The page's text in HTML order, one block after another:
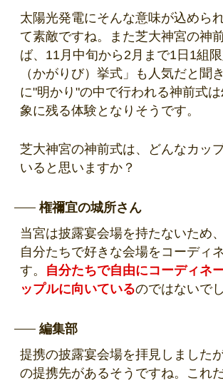
太陽光発電にそんな意味が込めら
て素敵ですね。また芝大神宮の神
ば、11月中旬から2月まで1日1組
（かがりび）挙式」も人気だと聞
に"明かり"の中で行われる神前式
象に残る体験となりそうです。
芝大神宮の神前式は、どんなカッ
いると思いますか？
権禰宜の城所さん
当宮は披露宴会場を持たないため
自分たちで好きな会場をコーディ
す。 自分たちで自由にコーディネ
ップルに向いているのではないで
編集部
提携の披露宴会場を拝見しました
の提携先があるそうですね。これ